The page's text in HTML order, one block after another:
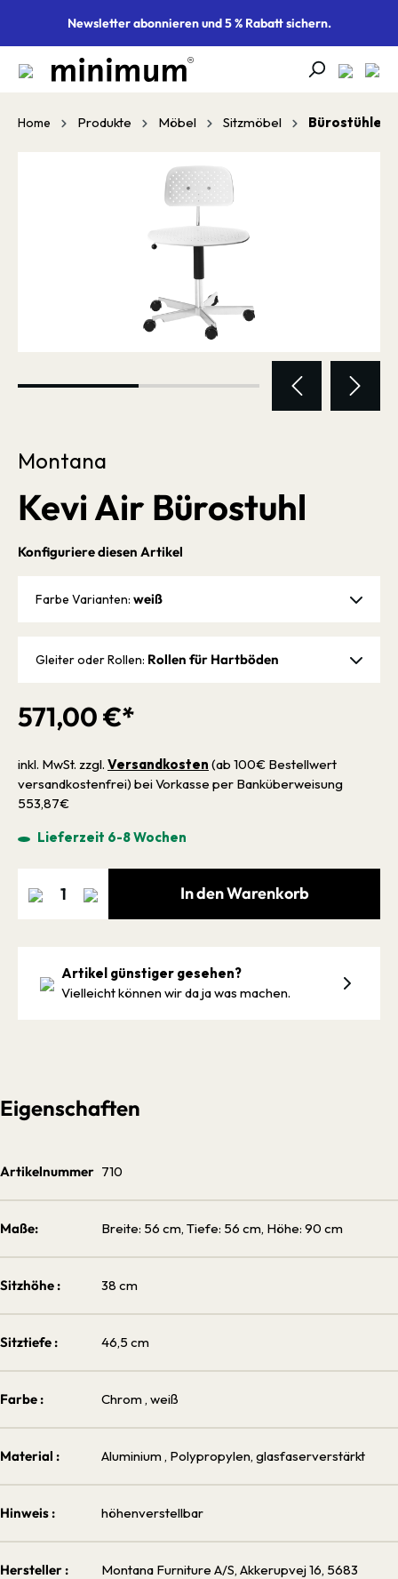
springenNewsletter abonnieren und 5 % Rabatt sichern.
Home Produkte Möbel Sitzmöbel Bürostühle
Montana
Kevi Air Bürostuhl
571,00 €*
inkl. MwSt. zzgl. Versandkosten (ab 100€ Bestellwert
versandkostenfrei) bei Vorkasse per Banküberweisung
553,87€
Lieferzeit 6-8 Wochen
Konfiguriere diesen Artikel
Farbe Varianten: weiß
Gleiter oder Rollen: Rollen für Hartböden
In den Warenkorb
Artikel günstiger gesehen?
Vielleicht können wir da ja was machen.
Eigenschaften
Artikelnummer 710
Maße: Breite: 56 cm, Tiefe: 56 cm, Höhe: 90 cm
Sitzhöhe : 38 cm
Sitztiefe : 46,5 cm
Farbe : Chrom , weiß
Material : Aluminium , Polypropylen, glasfaserverstärkt
Hinweis : höhenverstellbar
Hersteller :
Montana Furniture A/S, Akkerupvej 16, 5683